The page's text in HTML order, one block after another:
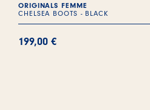
ORIGINALS FEMME
CHELSEA BOOTS - BLACK
199,00 €